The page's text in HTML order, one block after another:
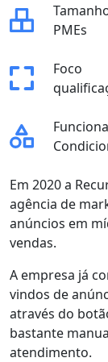
PMEs
Foco
Em 2020 a
agência de
anúncios em
vendas.
A empresa já
vindos de
através do
bastante
atendimento.